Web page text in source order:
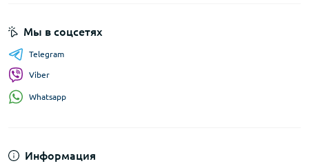
Информация
Мы в соцсетях
Telegram
Viber
Whatsapp